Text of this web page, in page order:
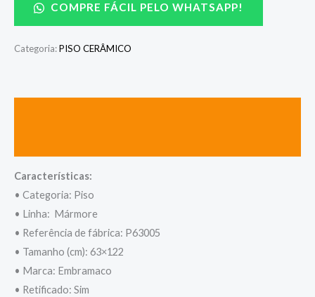
COMPRE FÁCIL PELO WHATSAPP!
Categoria:PISO CERÂMICO
Características:
• Categoria: Piso
• Linha: Mármore
• Referência de fábrica: P63005
• Tamanho (cm): 63×122
• Marca: Embramaco
• Retificado: Sim